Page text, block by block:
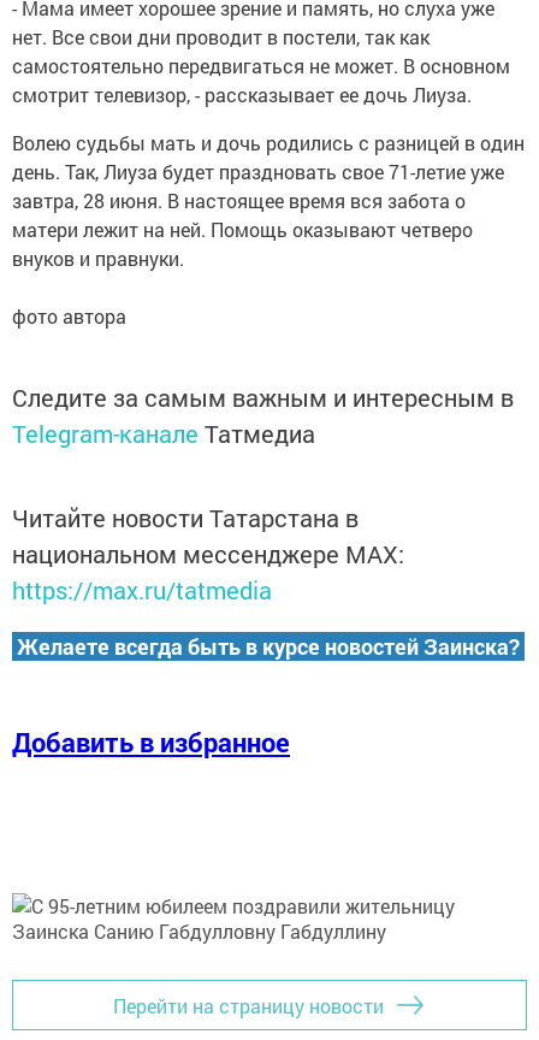
- Мама имеет хорошее зрение и память, но слуха уже
нет. Все свои дни проводит в постели, так как
самостоятельно передвигаться не может. В основном
смотрит телевизор, - рассказывает ее дочь Лиуза.
Волею судьбы мать и дочь родились с разницей в один
день. Так, Лиуза будет праздновать свое 71-летие уже
завтра, 28 июня. В настоящее время вся забота о
матери лежит на ней. Помощь оказывают четверо
внуков и правнуки.
фото автора
Следите за самым важным и интересным в
Telegram-канале Татмедиа
Читайте новости Татарстана в
национальном мессенджере MАХ:
https://max.ru/tatmedia
Желаете всегда быть в курсе новостей Заинска?
Добавить в избранное
Перейти на страницу новости